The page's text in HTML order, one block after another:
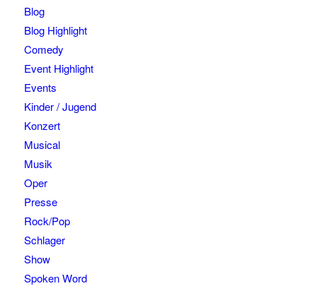
Blog
Blog Highlight
Comedy
Event Highlight
Events
Kinder / Jugend
Konzert
Musical
Musik
Oper
Presse
Rock/Pop
Schlager
Show
Spoken Word